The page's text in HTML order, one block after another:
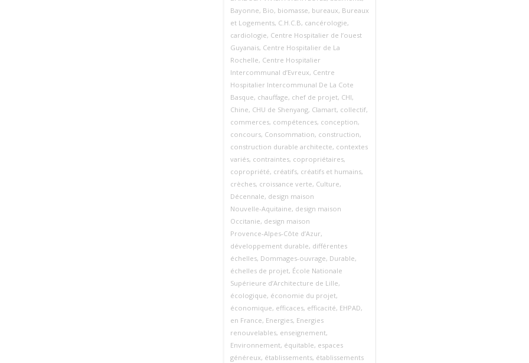
Bayonne, Bio, biomasse, bureaux, Bureaux
et Logements, C.H.C.B, cancérologie,
cardiologie, Centre Hospitalier de l’ouest
Guyanais, Centre Hospitalier de La
Rochelle, Centre Hospitalier
Intercommunal d’Evreux, Centre
Hospitalier Intercommunal De La Cote
Basque, chauffage, chef de projet, CHI,
Chine, CHU de Shenyang, Clamart, collectif,
commerces, compétences, conception,
concours, Consommation, construction,
construction durable architecte, contextes
variés, contraintes, copropriétaires,
copropriété, créatifs, créatifs et humains,
crèches, croissance verte, Culture,
Décennale, design maison
Nouvelle‑Aquitaine, design maison
Occitanie, design maison
Provence‑Alpes‑Côte d’Azur,
développement durable, différentes
échelles, Dommages-ouvrage, Durable,
échelles de projet, École Nationale
Supérieure d’Architecture de Lille,
écologique, économie du projet,
économique, efficaces, efficacité, EHPAD,
en France, Energies, Energies
renouvelables, enseignement,
Environnement, équitable, espaces
généreux, établissements, établissements